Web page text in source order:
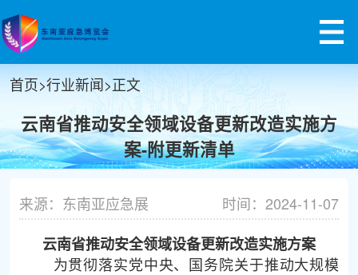
首页>行业新闻>正文
云南省推动安全领域设备更新改造实施方
案-附更新清单
来源：东南亚应急展 时间：2024-11-07
云南省推动安全领域设备更新改造实施方案
为贯彻落实党中央、国务院关于推动大规模